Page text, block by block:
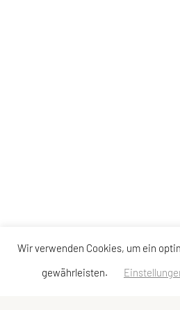
Wir verwenden Cookies, um ein
gewährleisten.